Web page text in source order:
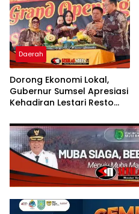
Daerah
Dorong Ekonomi Lokal,
Gubernur Sumsel Apresiasi
Kehadiran Lestari Resto
Opening 50%